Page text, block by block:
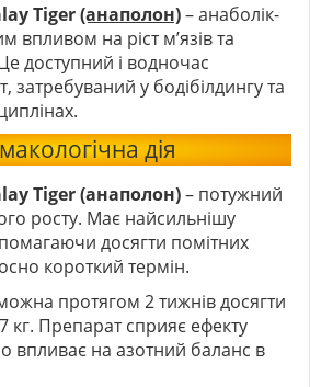
Tiger(анаполон)– анаболік-
впливом на ріст м’язів та
доступний і водночас
затребуваний у бодібілдингу та
дія
Tiger (анаполон)– потужний
росту. Має найсильнішу
досягти помітних
короткий термін.
протягом 2 тижнів досягти
кг. Препарат сприяє ефекту
впливає на азотний баланс в